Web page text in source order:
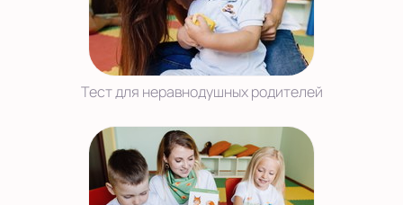
Тест для неравнодушных родителей